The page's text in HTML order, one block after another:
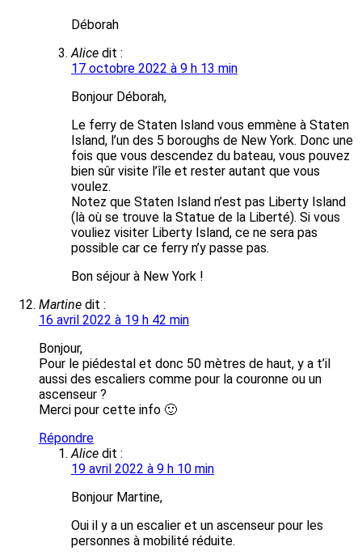
Déborah
Alice dit :
17 octobre 2022 à 9 h 13 min
Bonjour Déborah,
Le ferry de Staten Island vous emmène à Staten
Island, l’un des 5 boroughs de New York. Donc une
fois que vous descendez du bateau, vous pouvez
bien sûr visite l’île et rester autant que vous
voulez.
Notez que Staten Island n’est pas Liberty Island
(là où se trouve la Statue de la Liberté). Si vous
vouliez visiter Liberty Island, ce ne sera pas
possible car ce ferry n’y passe pas.
Bon séjour à New York !
Martine dit :
16 avril 2022 à 19 h 42 min
Bonjour,
Pour le piédestal et donc 50 mètres de haut, y a t’il
aussi des escaliers comme pour la couronne ou un
ascenseur ?
Merci pour cette info 🙂
Répondre
Alice dit :
19 avril 2022 à 9 h 10 min
Bonjour Martine,
Oui il y a un escalier et un ascenseur pour les
personnes à mobilité réduite.